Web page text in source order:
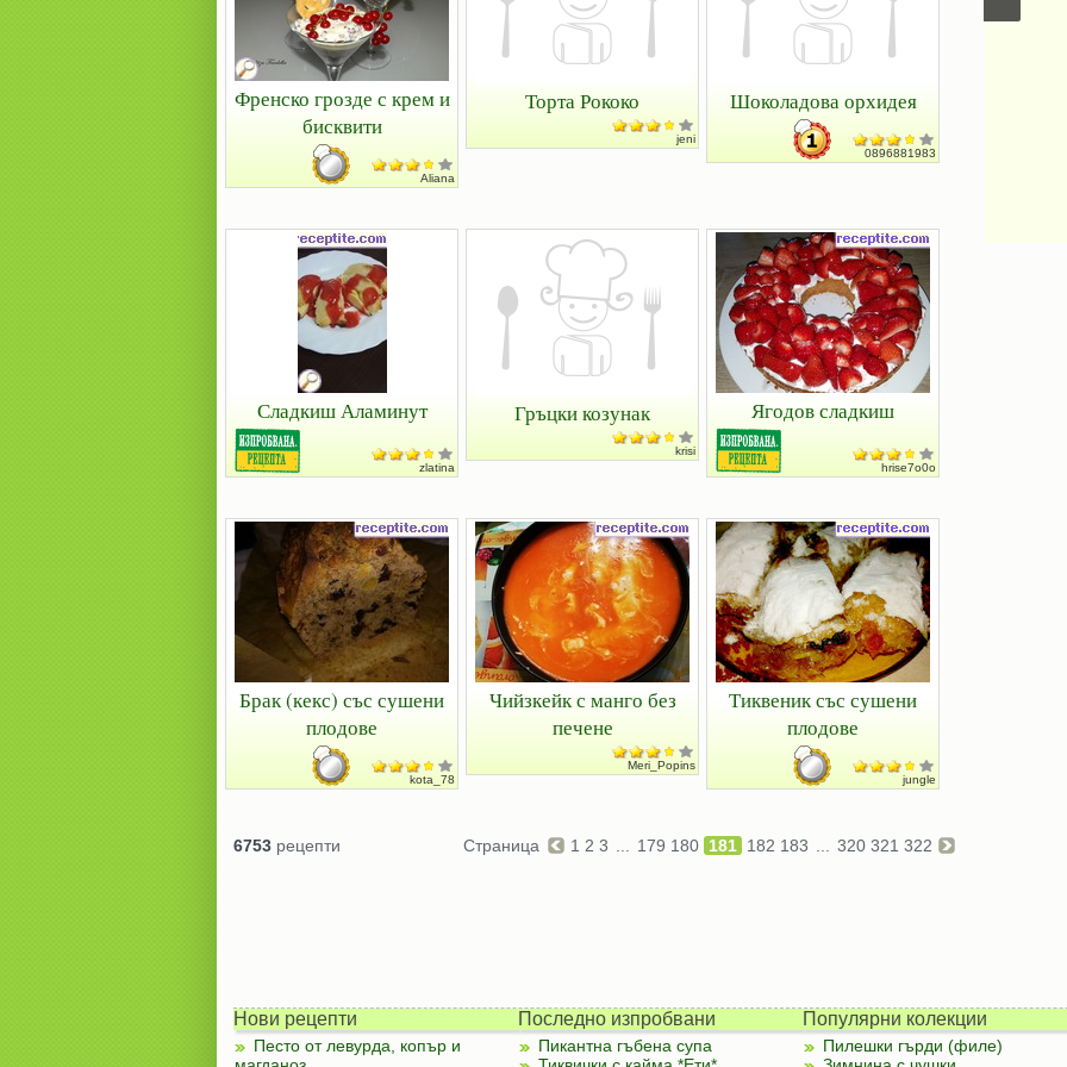
Френско грозде с крем и
бисквити
Aliana
Торта Рококо
jeni
Шоколадова орхидея
0896881983
Сладкиш Аламинут
zlatina
Гръцки козунак
krisi
Ягодов сладкиш
hrise7o0o
Брак (кекс) със сушени
плодове
kota_78
Чийзкейк с манго без
печене
Meri_Popins
Тиквеник със сушени
плодове
jungle
6753 рецепти Страница 1 2 3 179 180 181 182 183 320 321 322
плодове
Нови рецепти
Песто от левурда, копър и
Последно изпробвани
Пикантна гъбена супа
Популярни колекции
Пилешки гърди (филе)